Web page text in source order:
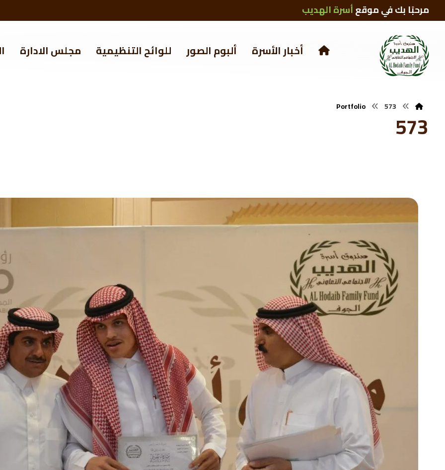
مرحبًا بك في موقعأسرة الهديب
أخبار الأسرة ألبوم الصور للوائح التنظيمية مجلس الادارة
Portfolio 573
573